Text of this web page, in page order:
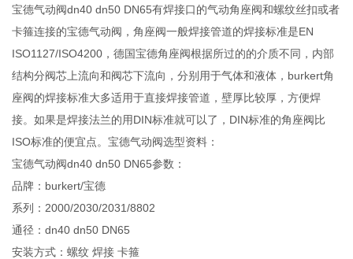
宝德气动阀dn40 dn50 DN65有焊接口的气动角座阀和螺纹丝扣或者
卡箍连接的宝德气动阀，角座阀一般焊接管道的焊接标准是EN
ISO1127/ISO4200，德国宝德角座阀根据所过的的介质不同，内部
结构分阀芯上流向和阀芯下流向，分别用于气体和液体，burkert角
座阀的焊接标准大多适用于直接焊接管道，壁厚比较厚，方便焊
接。如果是焊接法兰的用DIN标准就可以了，DIN标准的角座阀比
ISO标准的便宜点。宝德气动阀选型资料：
宝德气动阀dn40 dn50 DN65参数：
品牌：burkert/宝德
系列：2000/2030/2031/8802
通径：dn40 dn50 DN65
安装方式：螺纹 焊接 卡箍